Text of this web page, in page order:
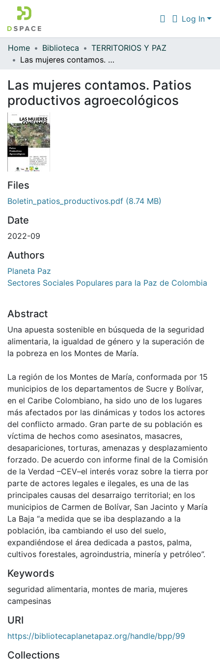
Log In
Communities & Collections
Statistics
Home Biblioteca
TERRITORIOS Y PAZ
Las mujeres contamos. Patios productivos agroecológicos
Las mujeres contamos. Patios
productivos agroecológicos
Files
Boletin_patios_productivos.pdf (8.74 MB)
Date
2022-09
Authors
Planeta Paz
Sectores Sociales Populares para la Paz de Colombia
Abstract
Una apuesta sostenible en búsqueda de la seguridad
alimentaria, la igualdad de género y la superación de
la pobreza en los Montes de María.
La región de los Montes de María, conformada por 15
municipios de los departamentos de Sucre y Bolívar,
en el Caribe Colombiano, ha sido uno de los lugares
más afectados por las dinámicas y todos los actores
del conflicto armado. Gran parte de su población es
víctima de hechos como asesinatos, masacres,
desapariciones, torturas, amenazas y desplazamiento
forzado. De acuerdo con informe final de la Comisión
de la Verdad –CEV–el interés voraz sobre la tierra por
parte de actores legales e ilegales, es una de las
principales causas del desarraigo territorial; en los
municipios de Carmen de Bolívar, San Jacinto y María
La Baja “a medida que se iba desplazando a la
población, iba cambiando el uso del suelo,
expandiéndose el área dedicada a pastos, palma,
cultivos forestales, agroindustria, minería y petróleo”.
Keywords
seguridad alimentaria, montes de maria, mujeres
campesinas
URI
https://bibliotecaplanetapaz.org/handle/bpp/99
Collections